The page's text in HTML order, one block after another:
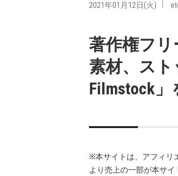
2021年01月12日(火)
著作権フ
素材、スト
Filmstock
※本サイトは、アフィリ
より売上の一部が本サイ